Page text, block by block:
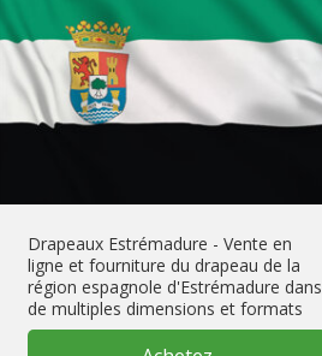
Drapeaux Estrémadure - Vente en
ligne et fourniture du drapeau de la
région espagnole d'Estrémadure dans
de multiples dimensions et formats